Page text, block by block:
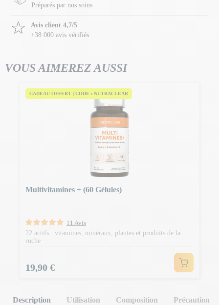
Préparés par nos soins
Avis client 4,7/5
+38 000 avis vérifiés
VOUS AIMEREZ AUSSI
CADEAU OFFERT | CODE : NUTRACLEAR
Multivitamines + (60 Gélules)
11 Avis
22 actifs : vitamines, minéraux, plantes et produits de la
ruche
Prix
19,90 €
Description Utilisation Composition Précaution